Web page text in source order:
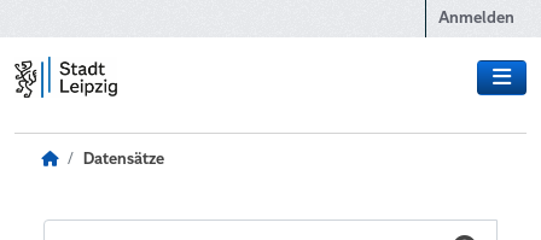
Anmelden
Datensätze